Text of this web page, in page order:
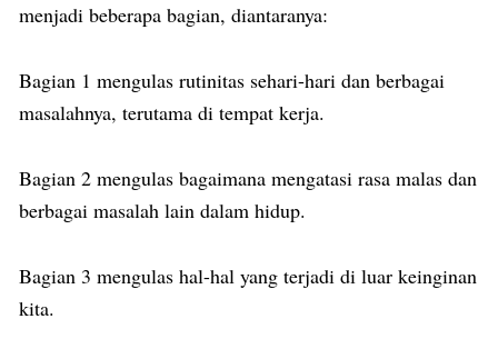
menjadi beberapa bagian, diantaranya:
Bagian 1 mengulas rutinitas sehari-hari dan berbagai
masalahnya, terutama di tempat kerja.
Bagian 2 mengulas bagaimana mengatasi rasa malas dan
berbagai masalah lain dalam hidup.
Bagian 3 mengulas hal-hal yang terjadi di luar keinginan
kita.